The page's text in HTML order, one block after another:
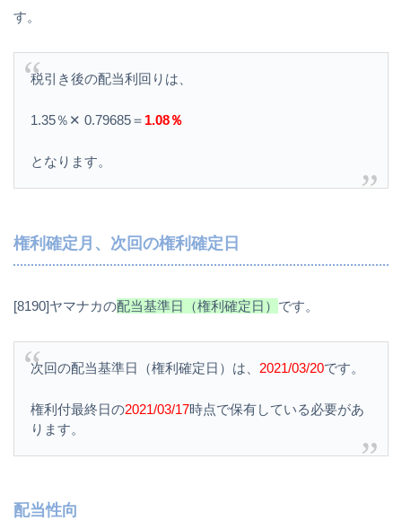
す。
税引き後の配当利回りは、
1.35％✕ 0.79685＝ 1.08％
となります。
権利確定月、次回の権利確定日
[8190]ヤマナカの配当基準日（権利確定日） です。
次回の配当基準日（権利確定日）は、 2021/03/20です。
権利付最終日の2021/03/17時点で保有している必要があ
ります。
配当性向